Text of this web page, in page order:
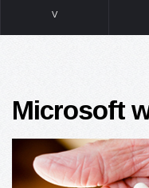
V
Microsoft